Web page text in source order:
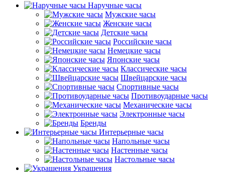
Наручные часы
Мужские часы
Женские часы
Детские часы
Российские часы
Немецкие часы
Японские часы
Классические часы
Швейцарские часы
Спортивные часы
Противоударные часы
Механические часы
Электронные часы
Бренды
Интерьерные часы
Напольные часы
Настенные часы
Настольные часы
Украшения